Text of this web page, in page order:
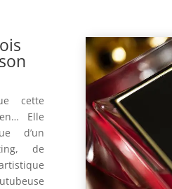
cette
Elle
d’un
de